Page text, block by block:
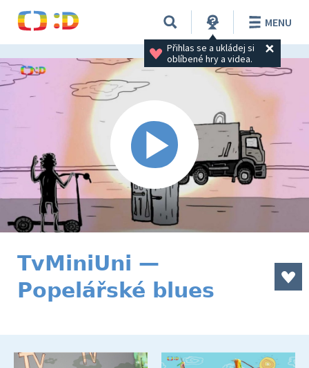
Přihlas se a ukládej si
oblíbené hry a videa.
MENU
TvMiniUni —
Popelářské blues